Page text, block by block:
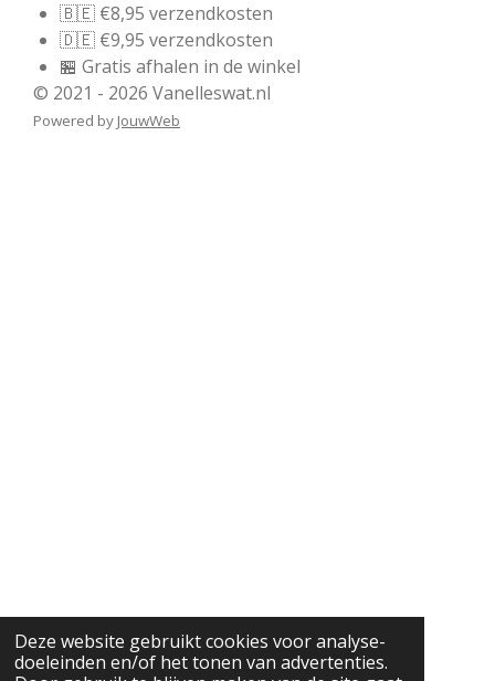
Deze website gebruikt cookies voor analyse-
doeleinden en/of het tonen van advertenties.
🇧🇪 €8,95 verzendkosten
🇩🇪 €9,95 verzendkosten
🏪 Gratis afhalen in de winkel
© 2021 - 2026 Vanelleswat.nl
Powered by JouwWeb